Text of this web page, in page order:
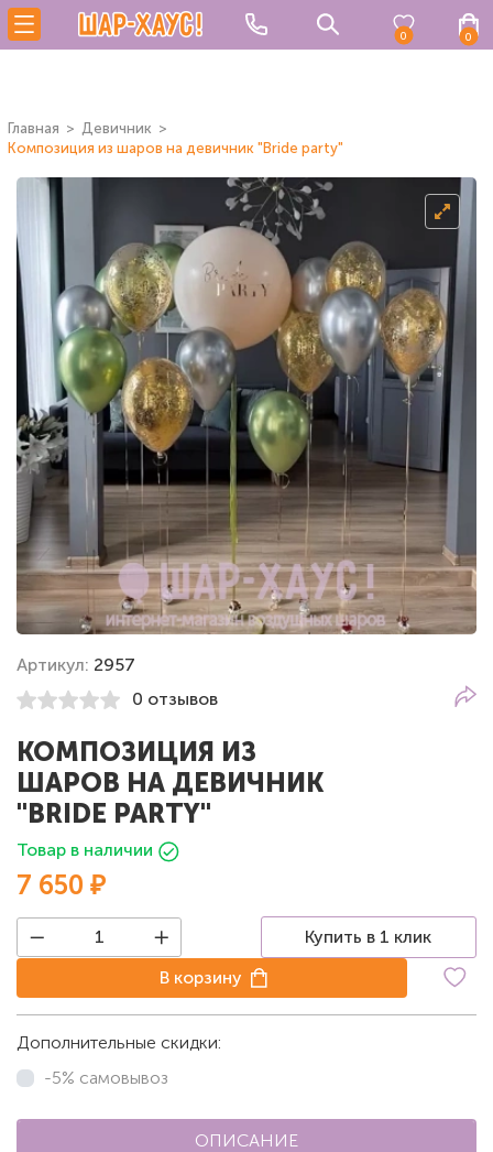
0 0
Главная
Девичник
Композиция из шаров на девичник "Bride party"
Артикул: 2957
0 отзывов
КОМПОЗИЦИЯ ИЗ
ШАРОВ НА ДЕВИЧНИК
"BRIDE PARTY"
Товар в наличии
7 650 ₽
Купить в 1 клик
В корзину
Дополнительные скидки:
-5% самовывоз
ОПИСАНИЕ